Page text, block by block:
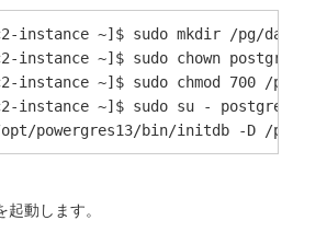
instance ~]$ sudo mkdir /pg/data
instance ~]$ sudo chown
instance ~]$ sudo chmod 700 /pg/
instance ~]$ sudo su - postgres
動します。